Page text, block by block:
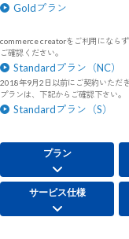
Goldプラン
commerce creatorをご利用になら
ご確認ください。
Standardプラン（NC）
2018年9月2日以前にご契約いただ
プランは、下記からご確認下さい。
Standardプラン（S）
プラン
サービス仕様